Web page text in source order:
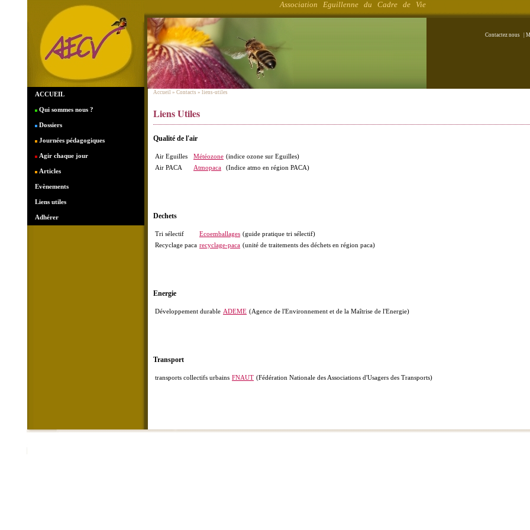
ACCUEIL
Qui sommes nous ?
Dossiers
Journées pédagogiques
Agir chaque jour
Articles
Evènements
Liens utiles
Adhérer
Association Eguillenne du Cadre de Vie
Contactez nous
Accueil » Contacts » liens-utiles
Liens Utiles
Qualité de l'air
Air Eguilles Météozone (indice ozone sur Eguilles)
Air PACA
Atmopaca (Indice atmo en région PACA)
Dechets
Tri sélectif Ecoemballages (guide pratique tri sélectif)
Recyclage paca recyclage-paca (unité de traitements des déchets en région paca)
Energie
Développement durable ADEME (Agence de l'Environnement et de la Maîtrise de l'Energie)
Transport
transports collectifs urbains FNAUT (Fédération Nationale des Associations d'Usagers des Transports)